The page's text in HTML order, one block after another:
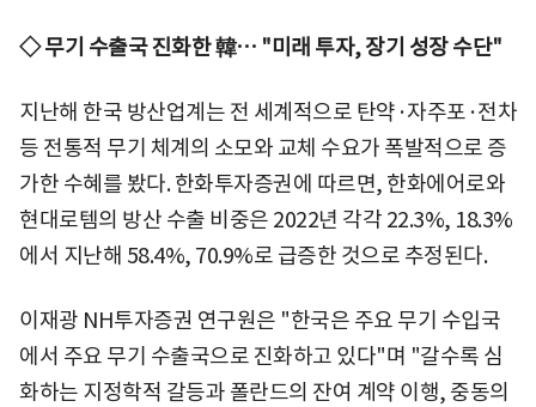
◇ 무기 수출국 진화한 韓… "미래 투자, 장기 성장 수단"
지난해 한국 방산업계는 전 세계적으로 탄약·자주포·전차
등 전통적 무기 체계의 소모와 교체 수요가 폭발적으로 증
가한 수혜를 봤다. 한화투자증권에 따르면, 한화에어로와
현대로템의 방산 수출 비중은 2022년 각각 22.3%, 18.3%
에서 지난해 58.4%, 70.9%로 급증한 것으로 추정된다.
이재광 NH투자증권 연구원은 "한국은 주요 무기 수입국
에서 주요 무기 수출국으로 진화하고 있다"며 "갈수록 심
화하는 지정학적 갈등과 폴란드의 잔여 계약 이행, 중동의